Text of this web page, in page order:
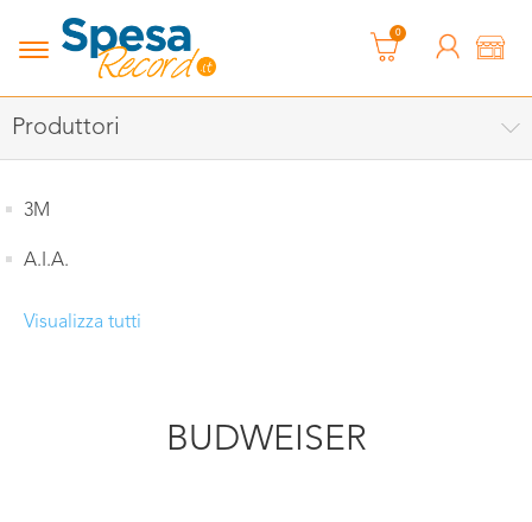
0
Produttori
3M
A.I.A.
Visualizza tutti
BUDWEISER